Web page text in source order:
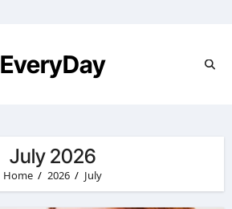
EveryDay
July 2026
Home 2026 July